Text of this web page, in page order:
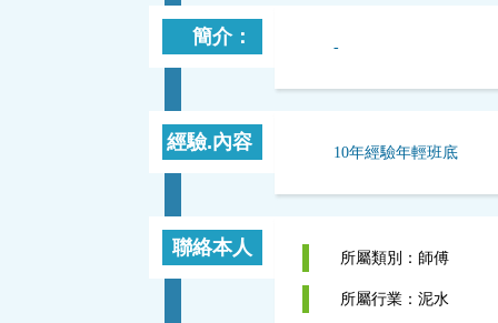
簡介： -
經驗.內容 10年經驗年輕班底
聯絡本人 所屬類別：師傅
所屬行業：泥水